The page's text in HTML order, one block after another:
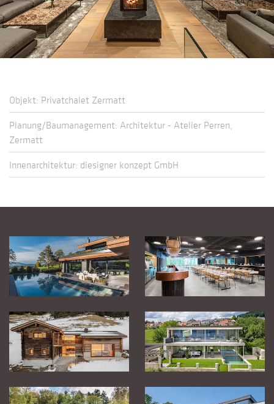
Objekt: Privatchalet Zermatt
Planung/Baumanagement: Architektur - Atelier Perren,
Zermatt
Innenarchitektur: diesigner konzept GmbH